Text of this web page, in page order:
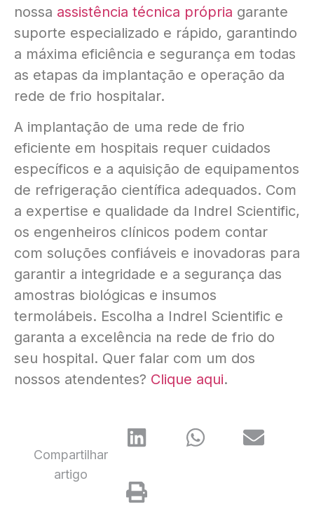
nossa assistência técnica própria garante
suporte especializado e rápido, garantindo
a máxima eficiência e segurança em todas
as etapas da implantação e operação da
rede de frio hospitalar.
A implantação de uma rede de frio
eficiente em hospitais requer cuidados
específicos e a aquisição de equipamentos
de refrigeração científica adequados. Com
a expertise e qualidade da Indrel Scientific,
os engenheiros clínicos podem contar
com soluções confiáveis e inovadoras para
garantir a integridade e a segurança das
amostras biológicas e insumos
termolábeis. Escolha a Indrel Scientific e
garanta a excelência na rede de frio do
seu hospital. Quer falar com um dos
nossos atendentes? Clique aqui.
Compartilhar
artigo